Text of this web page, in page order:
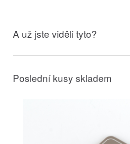
A už jste viděli tyto?
Poslední kusy skladem